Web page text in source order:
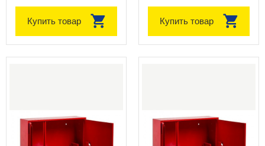
Купить товар Купить товар